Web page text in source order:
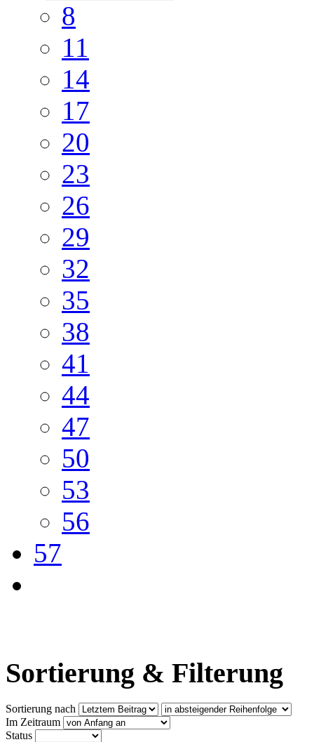
8
11
14
17
20
23
26
29
32
35
38
41
44
47
50
53
56
57
Sortierung & Filterung
Sortierung nach
Im Zeitraum
Status